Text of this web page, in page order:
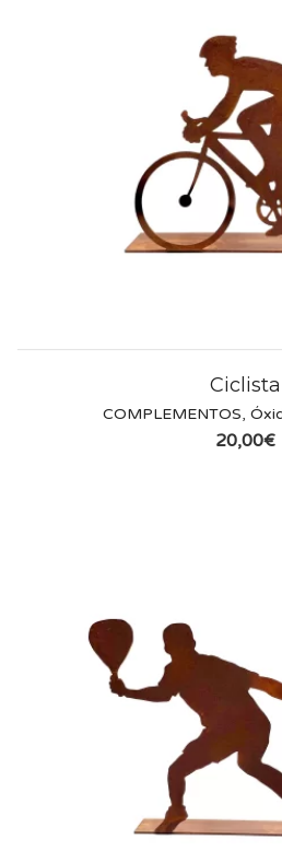
Ciclista
COMPLEMENTOS,
20,00€